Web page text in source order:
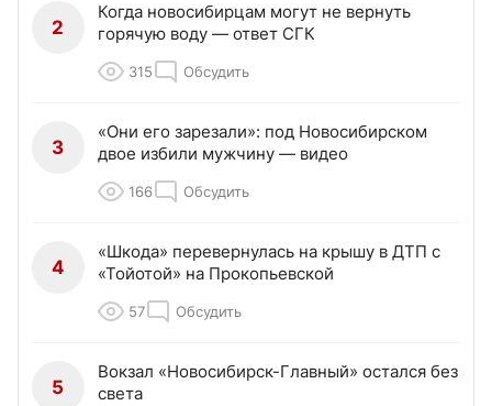
2
Когда новосибирцам могут не вернуть
горячую воду — ответ СГК
315 Обсудить
3
«Они его зарезали»: под Новосибирском
двое избили мужчину — видео
166 Обсудить
4
«Шкода» перевернулась на крышу в ДТП с
«Тойотой» на Прокопьевской
57 Обсудить
5
Вокзал «Новосибирск-Главный» остался без
света